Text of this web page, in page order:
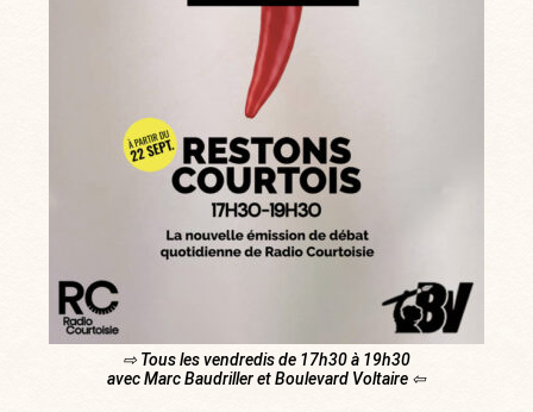
⇨ Tous les vendredis de 17h30 à 19h30
avec Marc Baudriller et Boulevard Voltaire ⇦